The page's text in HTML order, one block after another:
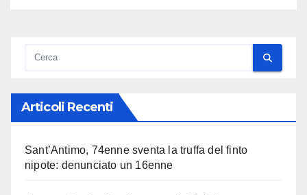
Articoli Recenti
Sant’Antimo, 74enne sventa la truffa del finto
nipote: denunciato un 16enne